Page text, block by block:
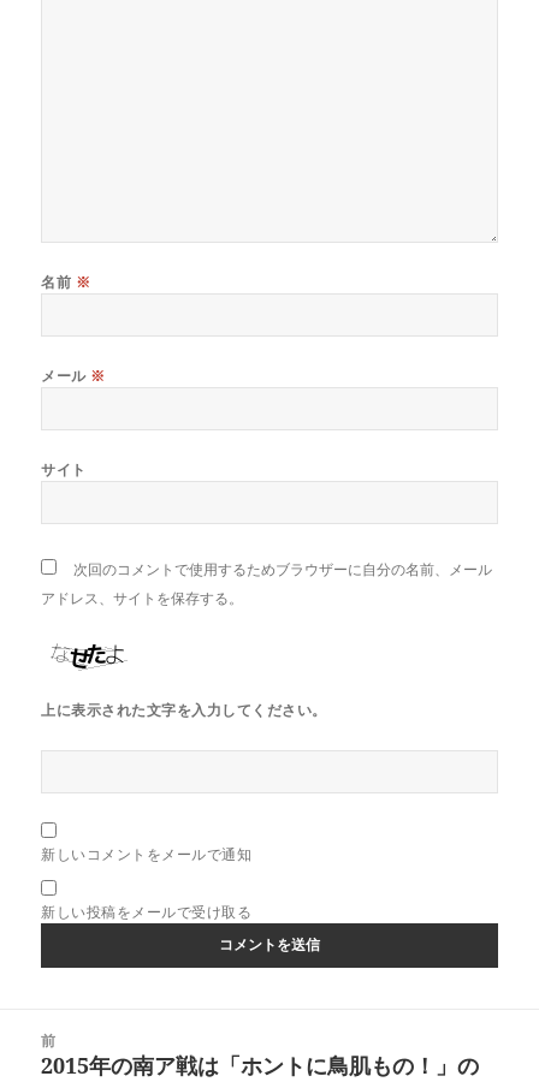
名前 ※
メール ※
サイト
次回のコメントで使用するためブラウザーに自分の名前、メール
アドレス、サイトを保存する。
上に表示された文字を入力してください。
新しいコメントをメールで通知
新しい投稿をメールで受け取る
前
前
2015年の南ア戦は「ホントに鳥肌もの！」の